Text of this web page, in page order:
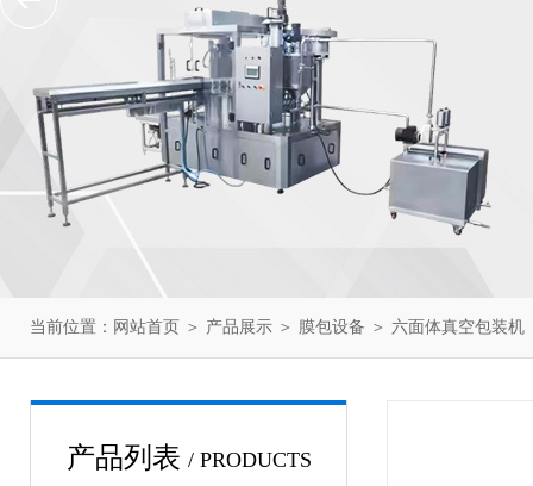
当前位置： 网站首页 ＞ 产品展示 ＞ 膜包设备 ＞ 六面体真空包装机
产品列表 / PRODUCTS